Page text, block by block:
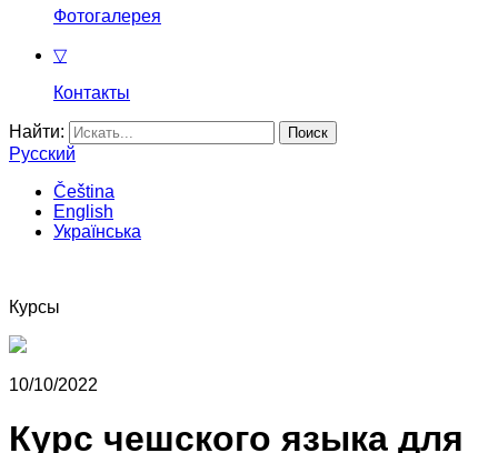
Фотогалерея
▽
Контакты
Найти:
Русский
Čeština
English
Українська
Курсы
10/10/2022
Курс чешского языка для